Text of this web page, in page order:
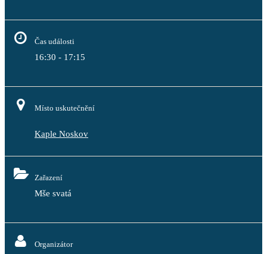
Čas události
16:30 - 17:15
Místo uskutečnění
Kaple Noskov
Zařazení
Mše svatá
Organizátor